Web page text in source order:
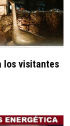
los visitantes